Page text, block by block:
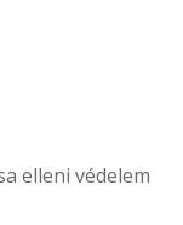
elleni védelem